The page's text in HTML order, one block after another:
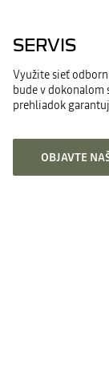
SERVIS
Využite sieť
bude v dokonalom
prehliadok
OBJAVTE